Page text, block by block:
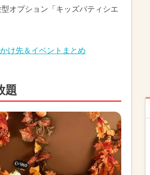
オプション「キッズパティシエ
け先＆イベントまとめ
題